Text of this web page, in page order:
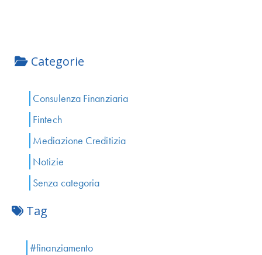
Categorie
Consulenza Finanziaria
Fintech
Mediazione Creditizia
Notizie
Senza categoria
Tag
#finanziamento